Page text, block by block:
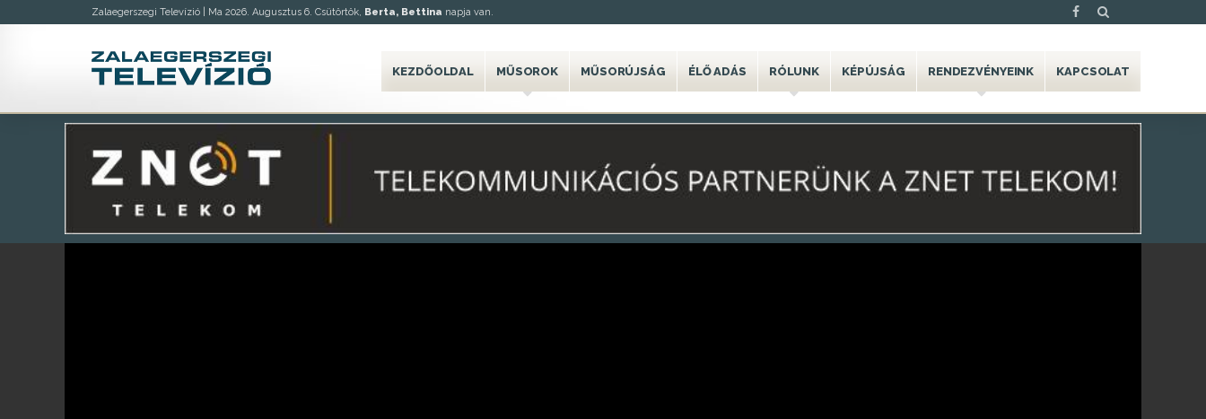
Zalaegerszegi Televízió | Ma 2026. Augusztus 6. Csütörtök, Berta, Bettina napja van.
KEZDŐOLDAL MŰSOROK MŰSORÚJSÁG ÉLŐ ADÁS RÓLUNK KÉPÚJSÁG RENDEZVÉNYEINK KAPCSOLAT